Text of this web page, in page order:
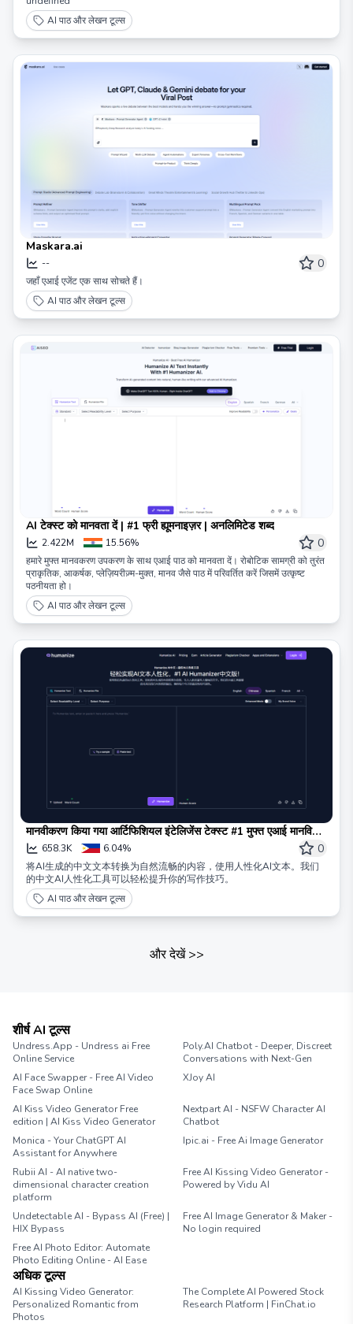
AI पाठ और लेखन टूल्स
Maskara.ai
-- 0
जहाँ एआई एजेंट एक साथ सोचते हैं।
AI पाठ और लेखन टूल्स
AI टेक्स्ट को मानवता दें | #1 फ्री ह्यूमनाइज़र | अनलिमिटेड शब्द
2.422M 15.56% 0
हमारे मुफ्त मानवकरण उपकरण के साथ एआई पाठ को मानवता दें। रोबोटिक सामग्री को तुरंत
प्राकृतिक, आकर्षक, प्लेज़ियरीज़्म-मुक्त, मानव जैसे पाठ में परिवर्तित करें जिसमें उत्कृष्ट
पठनीयता हो।
AI पाठ और लेखन टूल्स
मानवीकरण किया गया आर्टिफिशियल इंटेलिजेंस टेक्स्ट #1 मुफ्त एआई मानवित
उपकरण और एआई को मानव उपकरणों में परिवर्तित करना
658.3K 6.04% 0
将AI生成的中文文本转换为自然流畅的内容，使用人性化AI文本。我们
的中文AI人性化工具可以轻松提升你的写作技巧。
AI पाठ और लेखन टूल्स
और देखें>>
शीर्ष AI टूल्स
Undress.App - Undress ai Free
Online Service
Poly.AI Chatbot - Deeper, Discreet
Conversations with Next-Gen
AI Face Swapper - Free AI Video
Face Swap Online
XJoy AI
AI Kiss Video Generator Free
edition | AI Kiss Video Generator
Nextpart AI - NSFW Character AI
Chatbot
Monica - Your ChatGPT AI
Assistant for Anywhere
Ipic.ai - Free Ai Image Generator
Rubii AI - AI native two-
dimensional character creation
platform
Free AI Kissing Video Generator -
Powered by Vidu AI
Undetectable AI - Bypass AI (Free) |
HIX Bypass
Free AI Image Generator & Maker -
No login required
Free AI Photo Editor: Automate
Photo Editing Online - AI Ease
अधिक टूल्स
AI Kissing Video Generator:
Personalized Romantic from
Photos
The Complete AI Powered Stock
Research Platform | FinChat.io